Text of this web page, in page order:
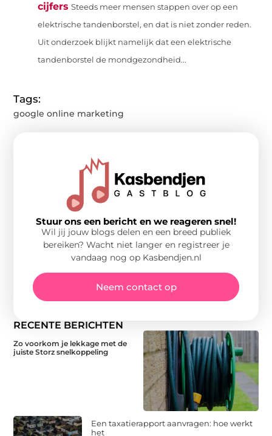
cijfers Steeds meer mensen stappen over op een
elektrische tandenborstel, en dat is niet zonder reden.
Uit onderzoek blijkt namelijk dat een elektrische
tandenborstel de mondgezondheid...
Tags:
google online marketing
RECENTE BERICHTEN
Zo voorkom je lekkage met de
juiste Storz snelkoppeling
Een taxatierapport aanvragen: hoe werkt
het
Stuur ons een bericht en we reageren snel!
Wil jij jouw blogs delen en een breed publiek
bereiken? Wacht niet langer en registreer je
vandaag nog op Kasbendjen.nl
Neem contact op